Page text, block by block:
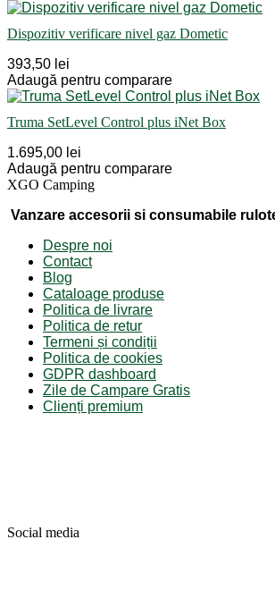
Dispozitiv verificare nivel gaz Dometic
393,50 lei
Adaugă pentru comparare
Truma SetLevel Control plus iNet Box
1.695,00 lei
Adaugă pentru comparare
XGO Camping
Vanzare accesorii si consumabile
Despre noi
Contact
Blog
Cataloage produse
Politica de livrare
Politica de retur
Termeni și condiții
Politica de cookies
GDPR dashboard
Zile de Campare Gratis
Clienți premium
Social media